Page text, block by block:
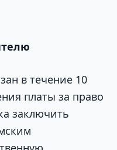
в течение 10
платы за право
заключить